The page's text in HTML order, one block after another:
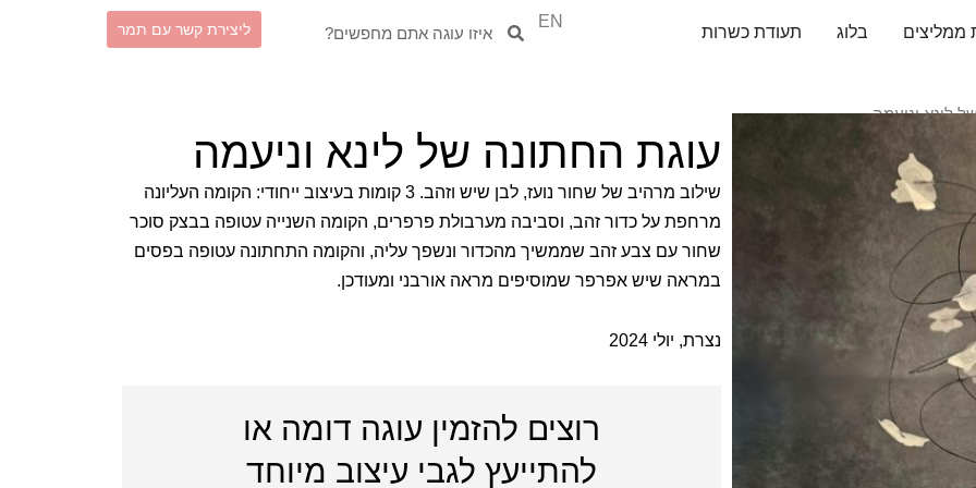
ממליצים בלוג תעודת כשרות
EN חיפושחיפוש ליצירת קשר עם תמר
לינא וניעמה
עוגת החתונה של לינא וניעמה
שילוב מרהיב של שחור נועז, לבן שיש וזהב. 3 קומות בעיצוב ייחודי: הקומה העליונה
מרחפת על כדור זהב, וסביבה מערבולת פרפרים, הקומה השנייה עטופה בבצק סוכר
שחור עם צבע זהב שממשיך מהכדור ונשפך עליה, והקומה התחתונה עטופה בפסים
במראה שיש אפרפר שמוסיפים מראה אורבני ומעודכן.
נצרת, יולי 2024
רוצים להזמין עוגה דומה או
להתייעץ לגבי עיצוב מיוחד